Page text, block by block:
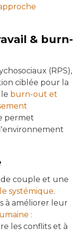
& burn-
(RPS),
ciblée pour la
burn-out et
permet
couple et une
systémique.
à améliorer leur
:
les conflits et à